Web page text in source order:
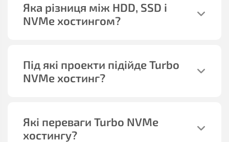
Яка різниця між HDD, SSD і
NVMe хостингом?
Під які проекти підійде Turbo
NVMe хостинг?
Які переваги Turbo NVMe
хостингу?